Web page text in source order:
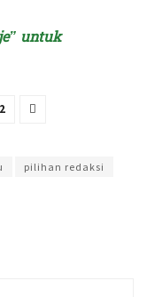
untuk
2
pilihan redaksi